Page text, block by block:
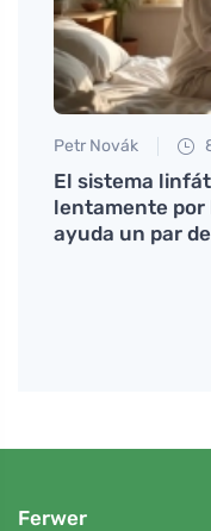
Petr Novák
El sistema
lentamente por
ayuda un par
Ferwer